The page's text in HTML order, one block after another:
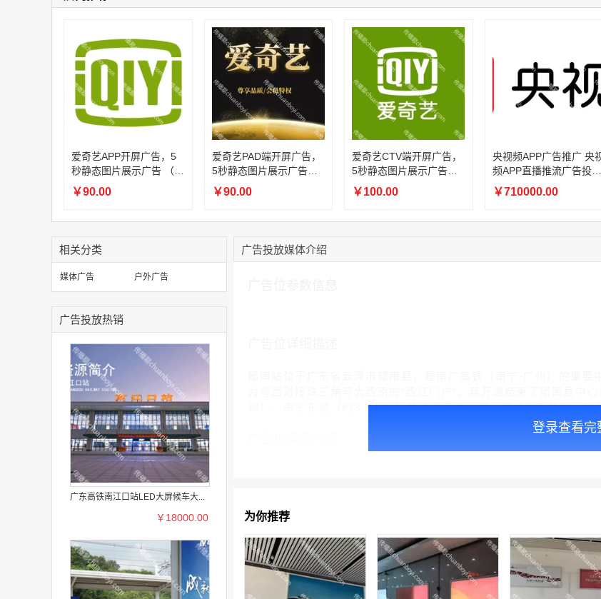
17:13:40 159****9700 联系了该
15:18:49
联系了该
156****3374
联系了该
158****0746 联系了该
爱奇艺APP开屏广告，5
秒静态图片展示广告 （刊
例：6折）
￥90.00
爱奇艺PAD端开屏广告，
5秒静态图片展示广告
（刊例：6折）
￥90.00
爱奇艺CTV端开屏广告，
5秒静态图片展示广告
（刊例：6折）
￥100.00
央视频APP广告推广 央
频APP直播推流广告投放
（刊例价：4折）
￥710000.00
相关分类
媒体广告 户外广告
广告投放热销
广东高铁南江口站LED大屏候车大...
￥18000.00
广告投放媒体介绍
钟）、南宁东站（约3.5小时）的快速直达，成为推动生态旅游、特
登录查看完
为你推荐